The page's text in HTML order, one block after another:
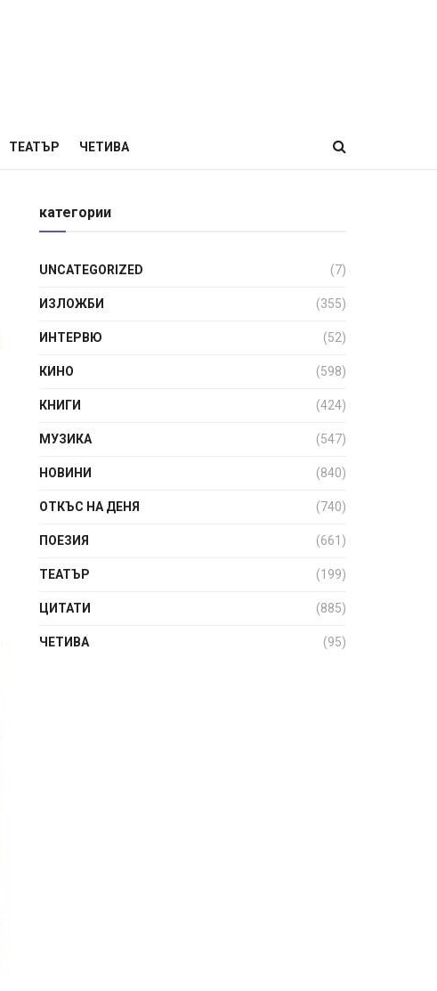
ТЕАТЪР ЧЕТИВА
категории
UNCATEGORIZED (7)
ИЗЛОЖБИ (355)
ИНТЕРВЮ (52)
КИНО (598)
КНИГИ (424)
МУЗИКА (547)
НОВИНИ (840)
ОТКЪС НА ДЕНЯ (740)
ПОЕЗИЯ (661)
ТЕАТЪР (199)
ЦИТАТИ (885)
ЧЕТИВА (95)